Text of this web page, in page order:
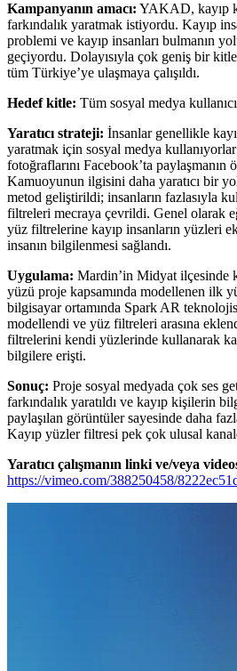
Kampanyanın amacı: YAKAD, kayıp
farkındalık yaratmak istiyordu. Kayıp
problemi ve kayıp insanları bulmanın
geçiyordu. Dolayısıyla çok geniş bir
tüm Türkiye’ye ulaşmaya çalışıldı.
Hedef kitle: Tüm sosyal medya
Yaratıcı strateji: İnsanlar genellikle
yaratmak için sosyal medya
fotoğraflarını Facebook’ta paylaşmanın
Kamuoyunun ilgisini daha yaratıcı bir
metod geliştirildi; insanların fazlasıyla
filtreleri mecraya çevrildi. Genel olarak
yüz filtrelerine kayıp insanların yüzleri
insanın bilgilenmesi sağlandı.
Uygulama: Mardin’in Midyat ilçesinde
yüzü proje kapsamında modellenen ilk
bilgisayar ortamında Spark AR
modellendi ve yüz filtreleri arasına
filtrelerini kendi yüzlerinde kullanarak
bilgilere erişti.
Sonuç: Proje sosyal medyada çok ses
farkındalık yaratıldı ve kayıp kişilerin
paylaşılan görüntüler sayesinde daha
Kayıp yüzler filtresi pek çok ulusal
Yaratıcı çalışmanın linki ve/veya
https://vimeo.com/388250458/